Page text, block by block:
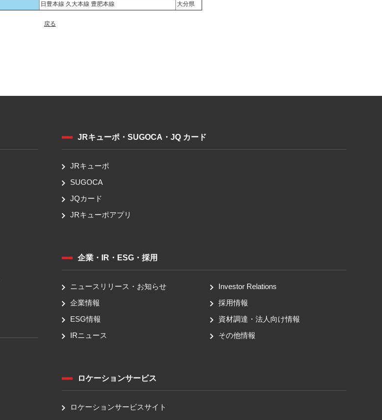
日豊本線 久大本線 豊肥本線 大分県
戻る
JRキューポ・SUGOCA・JQ カード
JRキューポ
SUGOCA
JQカード
JRキューポアプリ
企業・IR・ESG・採用
ニュースリリース・お知らせ
企業情報
ESG情報
IRニュース
Investor Relations
採用情報
資材調達・法人向け情報
その他情報
ロケーションサービス
ロケーションサービスサイト